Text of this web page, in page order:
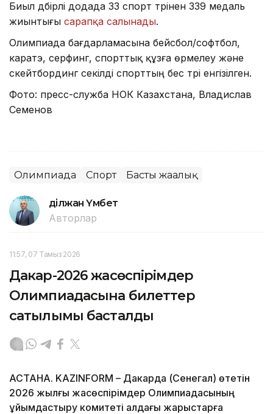
Биыл дүбірлі додада 33 спорт түрінен 339 медаль
жиынтығы сарапқа салынады.
Олимпиада бағдарламасына бейсбол/софтбол,
каратэ, серфинг, спорттық құзға өрмелеу және
скейтбординг секілді спорттың бес түрі енгізілген.
Фото: пресс-служба НОК Казахстана, Владислав
Семенов
Олимпиада Спорт Басты жаңалық
Әділжан Үмбет
Авторлар
11:57, 07 Тамыз 2026
Дакар-2026 жасөспірімдер
Олимпиадасына билеттер
сатылымы басталды
АСТАНА. KAZINFORM – Дакарда (Сенегал) өтетін
2026 жылғы жасөспірімдер Олимпиадасының
ұйымдастыру комитеті алдағы жарыстарға